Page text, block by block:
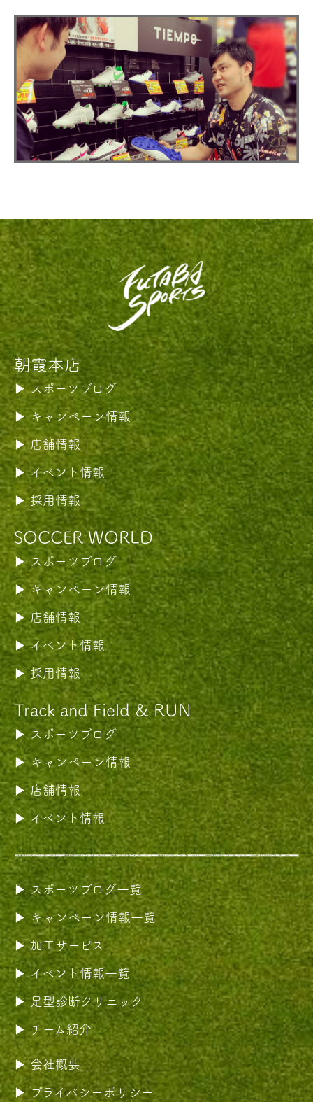
朝霞本店
スポーツブログ
キャンペーン情報
店舗情報
イベント情報
採用情報
SOCCER WORLD
スポーツブログ
キャンペーン情報
店舗情報
イベント情報
採用情報
Track and Field & RUN
スポーツブログ
キャンペーン情報
店舗情報
イベント情報
スポーツブログ一覧
キャンペーン情報一覧
加工サービス
イベント情報一覧
足型診断クリニック
チーム紹介
会社概要
プライバシーポリシー